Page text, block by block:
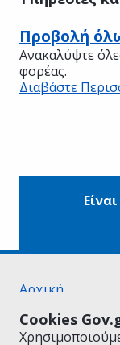
Cookies
Προβολή
Ανακαλύψτε
φορέας.
Διαβάστε
Αρχική
Όροι Χρήσης